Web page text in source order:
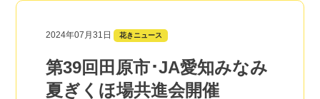
2024年07月31日 花きニュース
第39回田原市･JA愛知みなみ
夏ぎくほ場共進会開催